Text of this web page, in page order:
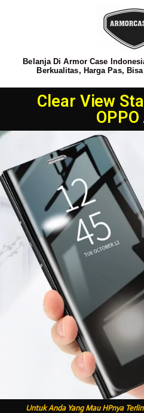
Belanja Di Armor Case
Berkualitas, Harga Pas,
Clear View
Untuk Anda Yang Mau HPnya